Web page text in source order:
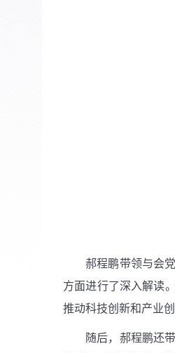
郝程鹏带领与会
方面进行了深入解读
推动科技创新和产业
随后，郝程鹏还